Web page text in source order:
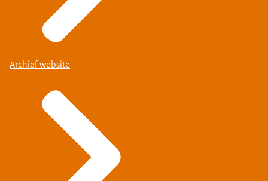
Archief website